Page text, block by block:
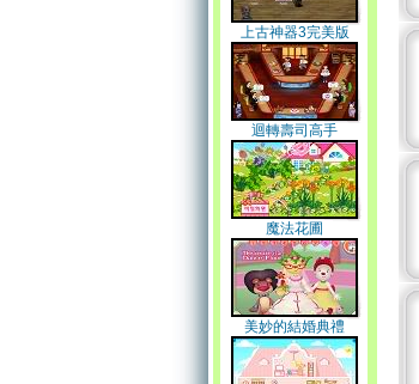
上古神器3完美版
迴轉壽司高手
魔法花圃
美妙的結婚典禮